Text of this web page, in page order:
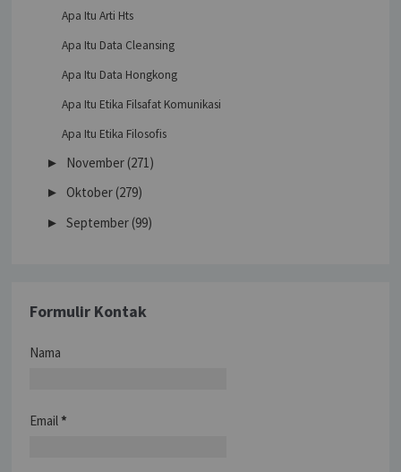
Apa Itu Arti Hts
Apa Itu Data Cleansing
Apa Itu Data Hongkong
Apa Itu Etika Filsafat Komunikasi
Apa Itu Etika Filosofis
► November (271)
► Oktober (279)
►September (99)
Formulir Kontak
Nama
Email*